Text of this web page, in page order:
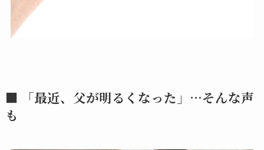
■ 「最近、父が明るくなった」…そんな声
も